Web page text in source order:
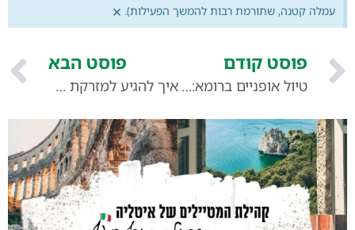
עמלה קטנה, שתורמת רבות להמשך הפעילות). ×
פוסט קודם
טיול אופניים ברומא: דרך ייחודית לחקור את העיר
פוסט הבא
איך להגיע למזרקת טרווי? – המדריך המלא